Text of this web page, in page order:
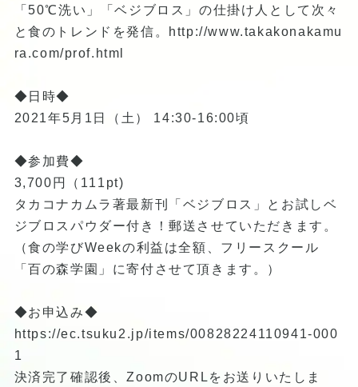
「50℃洗い」「ベジブロス」の仕掛け人として次々
と食のトレンドを発信。
http://www.takakonakamu
ra.com/prof.html
◆日時◆
2021年5月1日（土） 14:30-16:00頃
◆参加費◆
3,700円（111pt)
タカコナカムラ著最新刊「ベジブロス」とお試しベ
ジブロスパウダー付き！郵送させていただきます。
（食の学びWeekの利益は全額、フリースクール
「百の森学園」に寄付させて頂きます。）
◆お申込み◆
https://ec.tsuku2.jp/items/00828224110941-000
1
決済完了確認後、ZoomのURLをお送りいたしま